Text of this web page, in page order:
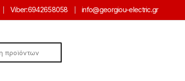
Viber:6942658058 info@georgiou-electric.gr